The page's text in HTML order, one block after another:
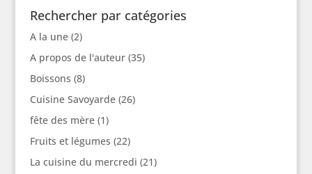
Rechercher par catégories
A la une(2)
A propos de l'auteur(35)
Boissons (8)
Cuisine Savoyarde(26)
fête des mère(1)
Fruits et légumes (22)
La cuisine du mercredi (21)